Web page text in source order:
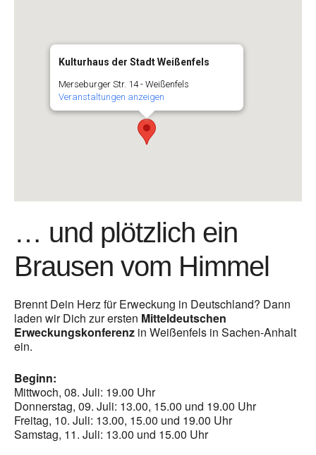
Kulturhaus der Stadt Weißenfels
Merseburger Str. 14 - Weißenfels
Veranstaltungen anzeigen
… und plötzlich ein
Brausen vom Himmel
Brennt Dein Herz für Erweckung in Deutschland? Dann
laden wir Dich zur ersten Mitteldeutschen
Erweckungskonferenz in Weißenfels in Sachen-Anhalt
ein.
Beginn:
Mittwoch, 08. Juli: 19.00 Uhr
Donnerstag, 09. Juli: 13.00, 15.00 und 19.00 Uhr
Freitag, 10. Juli: 13.00, 15.00 und 19.00 Uhr
Samstag, 11. Juli: 13.00 und 15.00 Uhr